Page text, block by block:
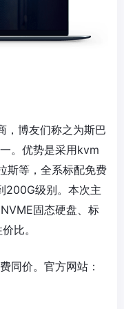
，博友们称之为斯巴
。优势是采用kvm
斯等，全系标配免费
200G级别。本次主
固态硬盘、标
比。
同价。官方网站：